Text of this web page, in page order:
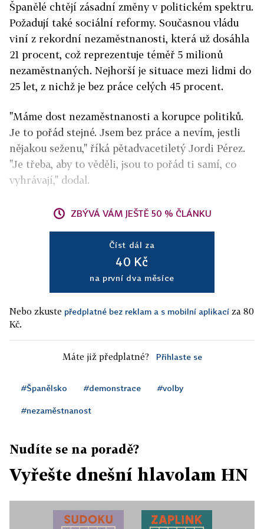
Španělé chtějí zásadní změny v politickém spektru.
Požadují také sociální reformy. Současnou vládu
viní z rekordní nezaměstnanosti, která už dosáhla
21 procent, což reprezentuje téměř 5 milionů
nezaměstnaných. Nejhorší je situace mezi lidmi do
25 let, z nichž je bez práce celých 45 procent.
"Máme dost nezaměstnanosti a korupce politiků.
Je to pořád stejné. Jsem bez práce a nevím, jestli
nějakou seženu," říká pětadvacetiletý Jordi Pérez.
"Je třeba, aby to věděli, jsou to pořád ti samí, co
vyhrávají," dodal.
ZBÝVÁ VÁM JEŠTĚ 50 % ČLÁNKU
Číst dál za
40 Kč
na první dva měsíce
Nebo zkuste předplatné bez reklam a s mobilní aplikací za 80
Kč.
Máte již předplatné? Přihlaste se
#Španělsko #demonstrace #volby
#nezaměstnanost
Nudíte se na poradě?
Vyřešte dnešní hlavolam HN